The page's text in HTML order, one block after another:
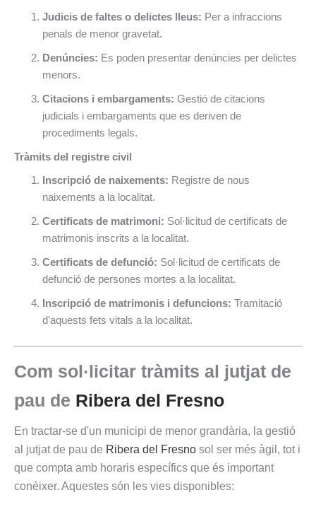
Judicis de faltes o delictes lleus: Per a infraccions
penals de menor gravetat.
Denúncies: Es poden presentar denúncies per delictes
menors.
Citacions i embargaments: Gestió de citacions
judicials i embargaments que es deriven de
procediments legals.
Tràmits del registre civil
Inscripció de naixements: Registre de nous
naixements a la localitat.
Certificats de matrimoni: Sol·licitud de certificats de
matrimonis inscrits a la localitat.
Certificats de defunció: Sol·licitud de certificats de
defunció de persones mortes a la localitat.
Inscripció de matrimonis i defuncions: Tramitació
d'aquests fets vitals a la localitat.
Com sol·licitar tràmits al jutjat de
pau de Ribera del Fresno
En tractar-se d'un municipi de menor grandària, la gestió
al jutjat de pau de Ribera del Fresno sol ser més àgil, tot i
que compta amb horaris específics que és important
conèixer. Aquestes són les vies disponibles: